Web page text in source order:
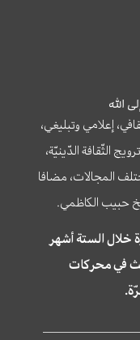
الله
إعلامي وتبليغي،
الثّقافة الدّينيّة،
المجالات، مضافا
حبيب الكاظمي.
موقع سراج ٤,٨٠٠,٠٠٠ مرة خلال الستة أشهر
في محركات